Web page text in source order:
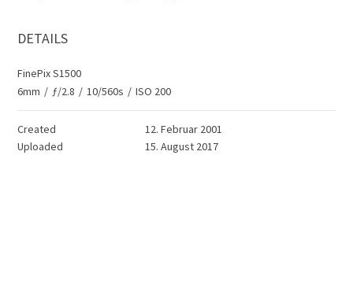
DETAILS
FinePix S1500
6mm / ƒ/2.8 / 10/560s / ISO 200
Created
12. Februar 2001
Uploaded
15. August 2017